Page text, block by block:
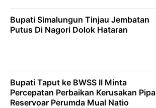
Bupati Simalungun Tinjau Jembatan
Putus Di Nagori Dolok Hataran
Bupati Taput ke BWSS II Minta
Percepatan Perbaikan Kerusakan Pipa
Reservoar Perumda Mual Natio